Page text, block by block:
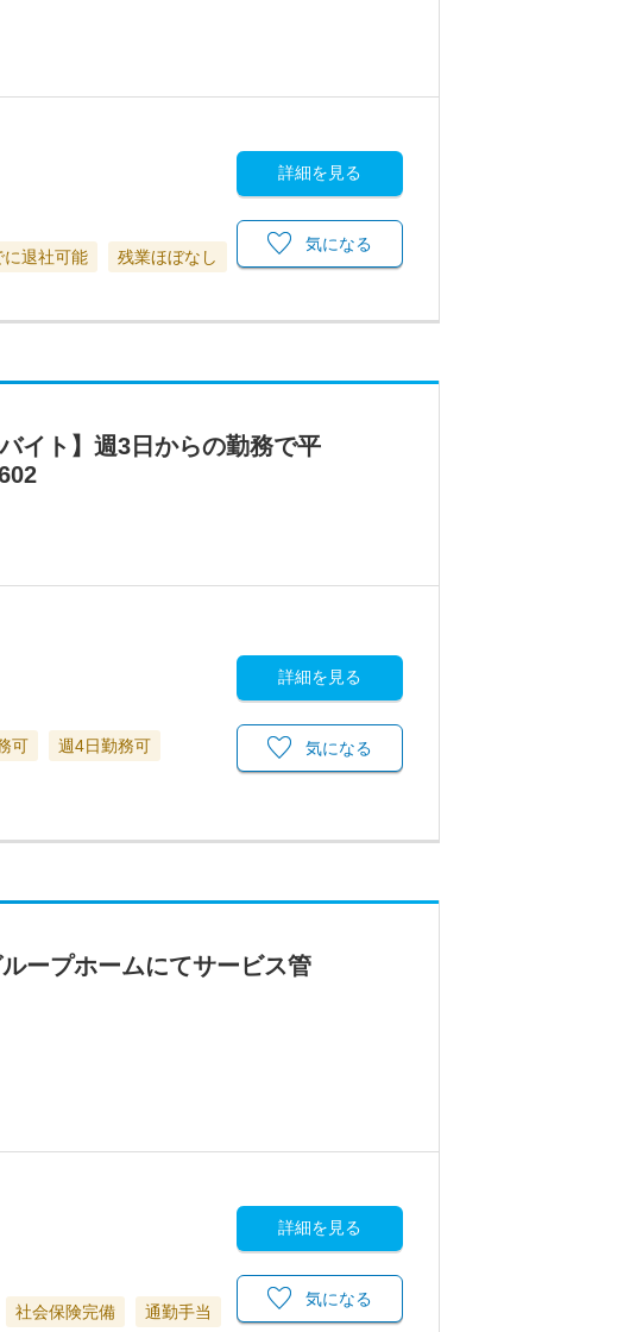
に退社可能 残業ほぼなし
詳細を見る
気になる
イト】週3日からの勤務で平
可
週4日勤務可
詳細を見る
気になる
ープホームにてサービス管
社会保険完備 通勤手当
詳細を見る
気になる